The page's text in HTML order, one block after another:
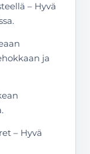
– Hyvä
ja
– Hyvä